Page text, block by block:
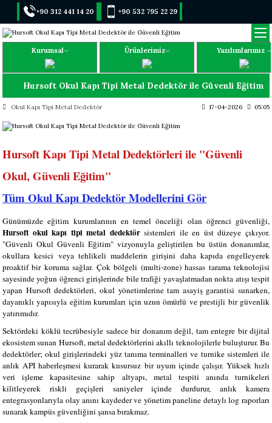
+90 312 441 14 20 +90 532 795 22 29
Kurumsal Ürünlerimiz Yazılımlarımız
Hursoft Okul Kapı Tipi Metal Dedektör ile Güvenli Eğitim
Okul Kapı Tipi Metal Dedektör 17-04-2026 05:05
Hursoft Kapı Tipi Metal Dedektörleri ile "Güvenli
Okul, Güvenli Eğitim"
Tüm Okul Kapı Dedektör Modellerini Gör
Günümüzde eğitim kurumlarının en temel önceliği olan öğrenci güvenliği,
Hursoft okul kapı tipi metal dedektörsistemleri ile en üst düzeye çıkıyor.
"Güvenli Okul Güvenli Eğitim" vizyonuyla geliştirilen bu üstün donanımlar,
okullara kesici veya tehlikeli maddelerin girişini daha kapıda engelleyerek
proaktif bir koruma sağlar. Çok bölgeli (multi-zone) hassas tarama teknolojisi
sayesinde yoğun öğrenci girişlerinde bile trafiği yavaşlatmadan nokta atışı tespit
yapan Hursoft dedektörleri, okul yönetimlerine tam asayiş garantisi sunarken,
dayanıklı yapısıyla eğitim kurumları için uzun ömürlü ve prestijli bir güvenlik
yatırımıdır.
Sektördeki köklü tecrübesiyle sadece bir donanım değil, tam entegre bir dijital
ekosistem sunan Hursoft, metal dedektörlerini akıllı teknolojilerle buluşturur. Bu
dedektörler; okul girişlerindeki yüz tanıma terminalleri ve turnike sistemleri ile
anlık API haberleşmesi kurarak kusursuz bir uyum içinde çalışır. Yüksek hızlı
veri işleme kapasitesine sahip altyapı, metal tespiti anında turnikeleri
kilitleyerek riskli geçişleri saniyeler içinde durdurur, anlık kamera
entegrasyonlarıyla olay anını kaydeder ve yönetim paneline detaylı log raporları
sunarak kampüs güvenliğini şansa bırakmaz.